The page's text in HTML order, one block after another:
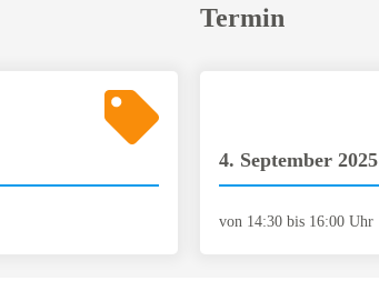
Termin
4. September 2025
von 14:30 bis 16:00 Uhr